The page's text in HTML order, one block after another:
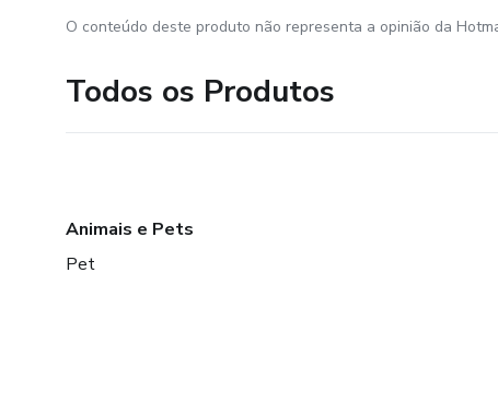
O conteúdo deste produto não representa a opinião da
Todos os Produtos
Animais e Pets
Pet